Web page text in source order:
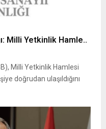
Milli Yetkinlik Hamle..
Milli Yetkinlik Hamlesi
doğrudan ulaşıldığını